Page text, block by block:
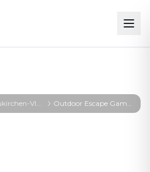
Neukirchen-Vluyn Outdoor Escape Game Neukirchen-Vluyn – First Profiler - Neukirchen